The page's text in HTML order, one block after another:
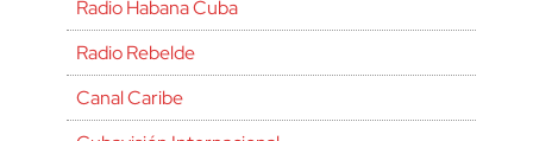
Radio Habana Cuba
Radio Rebelde
Canal Caribe